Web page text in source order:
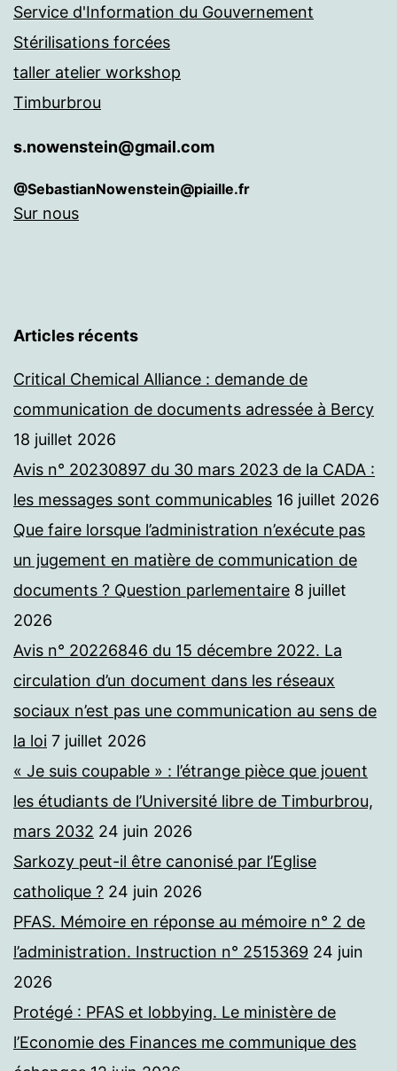
Service d'Information du Gouvernement
Stérilisations forcées
taller atelier workshop
Timburbrou
s.nowenstein@gmail.com
@SebastianNowenstein@piaille.fr
Sur nous
Articles récents
Critical Chemical Alliance : demande de
communication de documents adressée à Bercy
18 juillet 2026
Avis n° 20230897 du 30 mars 2023 de la CADA :
les messages sont communicables 16 juillet 2026
Que faire lorsque l’administration n’exécute pas
un jugement en matière de communication de
documents ? Question parlementaire 8 juillet
2026
Avis n° 20226846 du 15 décembre 2022. La
circulation d’un document dans les réseaux
sociaux n’est pas une communication au sens de
la loi 7 juillet 2026
« Je suis coupable » : l’étrange pièce que jouent
les étudiants de l’Université libre de Timburbrou,
mars 2032 24 juin 2026
Sarkozy peut-il être canonisé par l’Eglise
catholique ? 24 juin 2026
PFAS. Mémoire en réponse au mémoire n° 2 de
l’administration. Instruction n° 2515369 24 juin
2026
Protégé : PFAS et lobbying. Le ministère de
l’Economie des Finances me communique des